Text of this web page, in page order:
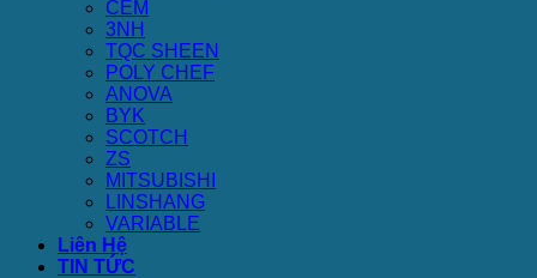
CEM
3NH
TQC SHEEN
POLY CHEF
ANOVA
BYK
SCOTCH
ZS
MITSUBISHI
LINSHANG
VARIABLE
Liên Hệ
TIN TỨC